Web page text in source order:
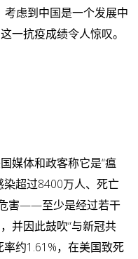
虑到中国是一个发展中
一抗疫成绩令人惊叹。
媒体和政客称它是“瘟
染超过8400万人、死亡
害——至少是经过若干
并因此鼓吹“与新冠共
约1.61%，在美国致死